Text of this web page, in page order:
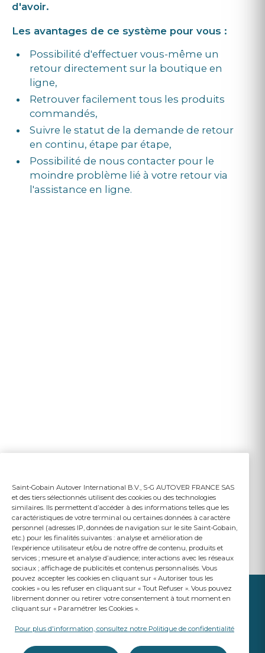
d'avoir.
Les avantages de ce système pour vous :
Possibilité d'effectuer vous-même un
retour directement sur la boutique en
ligne,
Retrouver facilement tous les produits
commandés,
Suivre le statut de la demande de retour
en continu, étape par étape,
Possibilité de nous contacter pour le
moindre problème lié à votre retour via
l'assistance en ligne.
VOTRE ACTIVITÉNOTRE PRIORITÉ
Une marque de Saint-Gobain
Saint-Gobain Autover International B.V., S-G AUTOVER FRANCE SAS
et des tiers sélectionnés utilisent des cookies ou des technologies
similaires. Ils permettent d’accéder à des informations telles que les
caractéristiques de votre terminal ou certaines données à caractère
personnel (adresses IP, données de navigation sur le site Saint-Gobain,
etc.) pour les finalités suivantes : analyse et amélioration de
l’expérience utilisateur et/ou de notre offre de contenu, produits et
services ; mesure et analyse d’audience; interactions avec les réseaux
sociaux ; affichage de publicités et contenus personnalisés. Vous
pouvez accepter les cookies en cliquant sur « Autoriser tous les
cookies » ou les refuser en cliquant sur « Tout Refuser ». Vous pouvez
librement donner ou retirer votre consentement à tout moment en
cliquant sur « Paramétrer les Cookies ».
Pour plus d'information, consultez notre Politique de confidentialité